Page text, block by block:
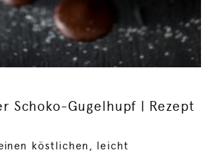
Schoko-Gugelhupf | Rezept
köstlichen, leicht